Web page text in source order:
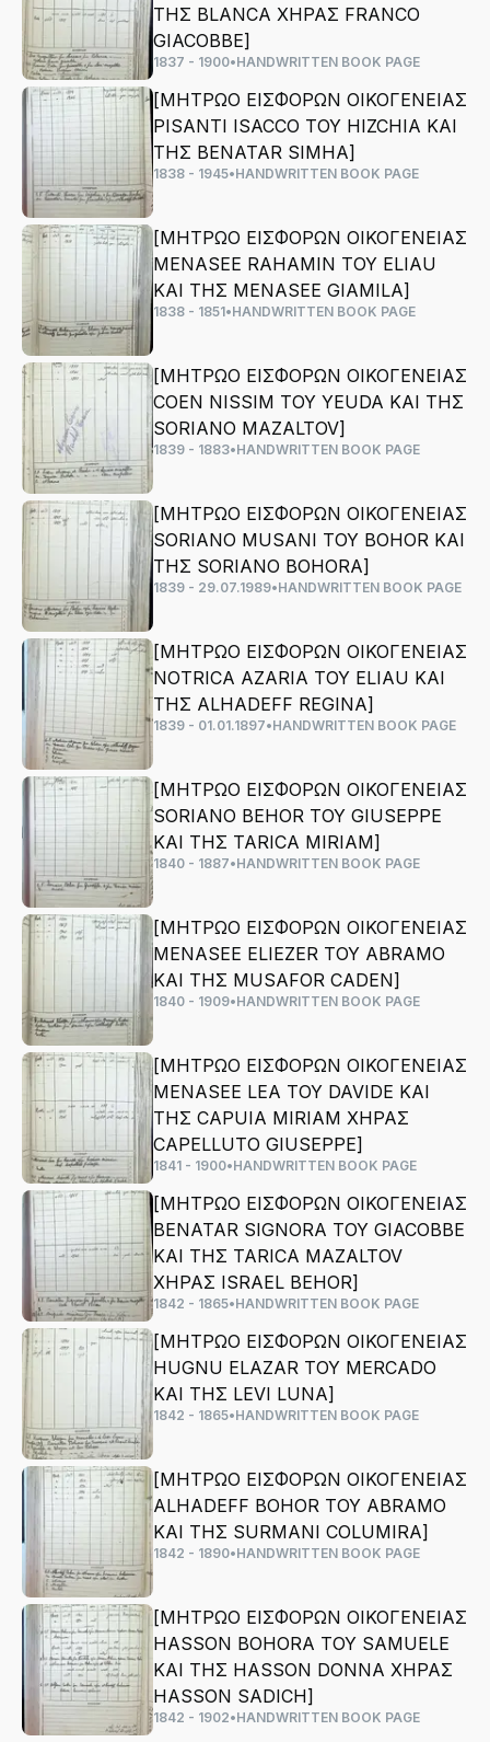
ΤΗΣ BLANCA ΧΗΡΑΣ FRANCO
GIACOBBE]
1837 - 1900•HANDWRITTEN BOOK PAGE
[ΜΗΤΡΩΟ ΕΙΣΦΟΡΩΝ ΟΙΚΟΓΕΝΕΙΑΣ
PISANTI ISACCO ΤΟΥ HIZCHIA ΚΑΙ
ΤΗΣ BENATAR SIMHA]
1838 - 1945•HANDWRITTEN BOOK PAGE
[ΜΗΤΡΩΟ ΕΙΣΦΟΡΩΝ ΟΙΚΟΓΕΝΕΙΑΣ
MENASEE RAHAMIN ΤΟΥ ELIAU
ΚΑΙ ΤΗΣ MENASEE GIAMILA]
1838 - 1851•HANDWRITTEN BOOK PAGE
[ΜΗΤΡΩΟ ΕΙΣΦΟΡΩΝ ΟΙΚΟΓΕΝΕΙΑΣ
COEN NISSIM ΤΟΥ YEUDA ΚΑΙ ΤΗΣ
SORIANO MAZALTOV]
1839 - 1883•HANDWRITTEN BOOK PAGE
[ΜΗΤΡΩΟ ΕΙΣΦΟΡΩΝ ΟΙΚΟΓΕΝΕΙΑΣ
SORIANO MUSANI ΤΟΥ BOHOR ΚΑΙ
ΤΗΣ SORIANO BOHORA]
1839 - 29.07.1989•HANDWRITTEN BOOK PAGE
[ΜΗΤΡΩΟ ΕΙΣΦΟΡΩΝ ΟΙΚΟΓΕΝΕΙΑΣ
NOTRICA AZARIA ΤΟΥ ELIAU ΚΑΙ
ΤΗΣ ALHADEFF REGINA]
1839 - 01.01.1897•HANDWRITTEN BOOK PAGE
[ΜΗΤΡΩΟ ΕΙΣΦΟΡΩΝ ΟΙΚΟΓΕΝΕΙΑΣ
SORIANO BEHOR ΤΟΥ GIUSEPPE
ΚΑΙ ΤΗΣ TARICA MIRIAM]
1840 - 1887•HANDWRITTEN BOOK PAGE
[ΜΗΤΡΩΟ ΕΙΣΦΟΡΩΝ ΟΙΚΟΓΕΝΕΙΑΣ
MENASEE ELIEZER ΤΟΥ ABRAMO
ΚΑΙ ΤΗΣ MUSAFOR CADEN]
1840 - 1909•HANDWRITTEN BOOK PAGE
[ΜΗΤΡΩΟ ΕΙΣΦΟΡΩΝ ΟΙΚΟΓΕΝΕΙΑΣ
MENASEE LEA ΤΟΥ DAVIDE ΚΑΙ
ΤΗΣ CAPUIA MIRIAM ΧΗΡΑΣ
CAPELLUTO GIUSEPPE]
1841 - 1900•HANDWRITTEN BOOK PAGE
[ΜΗΤΡΩΟ ΕΙΣΦΟΡΩΝ ΟΙΚΟΓΕΝΕΙΑΣ
BENATAR SIGNORA ΤΟΥ GIACOBBE
ΚΑΙ ΤΗΣ TARICA MAZALTOV
ΧΗΡΑΣ ISRAEL BEHOR]
1842 - 1865•HANDWRITTEN BOOK PAGE
[ΜΗΤΡΩΟ ΕΙΣΦΟΡΩΝ ΟΙΚΟΓΕΝΕΙΑΣ
HUGNU ELAZAR ΤΟΥ MERCADO
ΚΑΙ ΤΗΣ LEVI LUNA]
1842 - 1865•HANDWRITTEN BOOK PAGE
[ΜΗΤΡΩΟ ΕΙΣΦΟΡΩΝ ΟΙΚΟΓΕΝΕΙΑΣ
ALHADEFF BOHOR ΤΟΥ ABRAMO
ΚΑΙ ΤΗΣ SURMANI COLUMIRA]
1842 - 1890•HANDWRITTEN BOOK PAGE
[ΜΗΤΡΩΟ ΕΙΣΦΟΡΩΝ ΟΙΚΟΓΕΝΕΙΑΣ
ΗΑSSΟΝ ΒΟΗΟRA ΤΟΥ SAMUELE
ΚΑΙ ΤΗΣ HASSON DONNA ΧΗΡΑΣ
HASSON SADICH]
1842 - 1902•HANDWRITTEN BOOK PAGE